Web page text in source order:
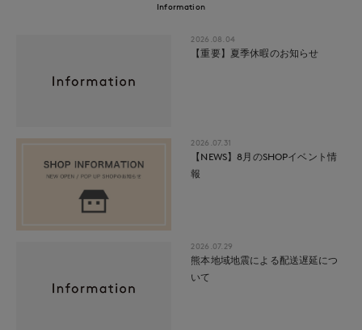
Information
2026.08.04
【重要】夏季休暇のお知らせ
2026.07.31
【NEWS】8月のSHOPイベント情
報
2026.07.29
熊本地域地震による配送遅延につ
いて